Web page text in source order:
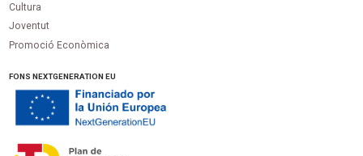
Cultura
Joventut
Promoció Econòmica
FONS NEXTGENERATION EU